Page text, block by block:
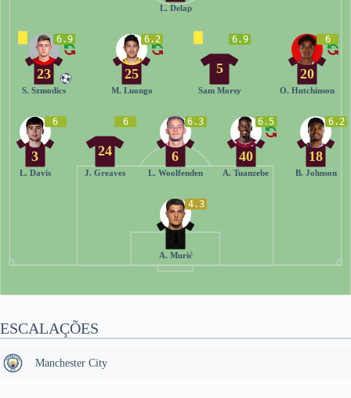
4.3
A. Murić
6
3
L. Davis
6
24
J. Greaves
6.3
6
L. Woolfenden
6.5
40
A. Tuanzebe
6.2
18
B. Johnson
6.9
23
S. Szmodics
6.2
25
M. Luongo
6.9
5
Sam Morsy
6
20
O. Hutchinson
L. Delap
ESCALAÇÕES
Manchester City